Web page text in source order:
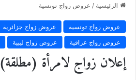
الرئيسية / عروض زواج تونسية
عروض زواج تونسية عروض زواج جزائرية
عروض زواج عراقية
عروض زواج ليبية
إعلان زواج لامرأة (مطلقة)